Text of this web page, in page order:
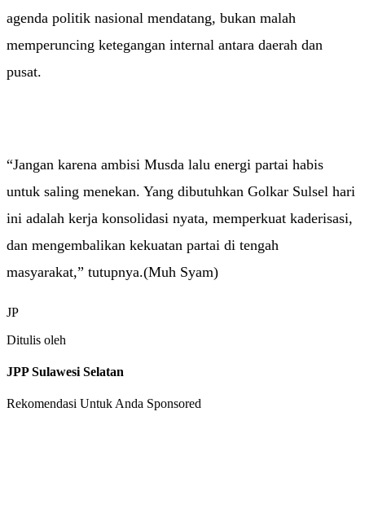
agenda politik nasional mendatang, bukan malah
memperuncing ketegangan internal antara daerah dan
pusat.
“Jangan karena ambisi Musda lalu energi partai habis
untuk saling menekan. Yang dibutuhkan Golkar Sulsel hari
ini adalah kerja konsolidasi nyata, memperkuat kaderisasi,
dan mengembalikan kekuatan partai di tengah
masyarakat,” tutupnya.(Muh Syam)
JP
Ditulis oleh
JPP Sulawesi Selatan
Rekomendasi Untuk Anda Sponsored